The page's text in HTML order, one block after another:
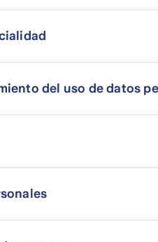
del uso de datos